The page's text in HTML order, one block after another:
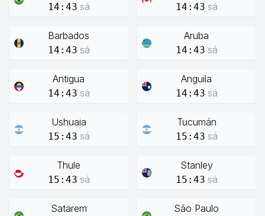
14:43 sá 14:43 sá
Barbados
14:43 sá
Aruba
14:43 sá
Antigua
14:43 sá
Anguila
14:43 sá
Ushuaia
15:43 sá
Tucumán
15:43 sá
Thule
15:43 sá
Stanley
15:43 sá
Satarem São Paulo